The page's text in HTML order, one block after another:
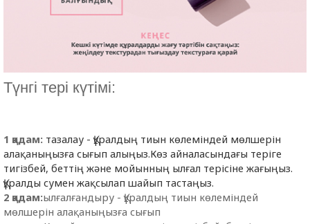
Түнгі тері күтімі:
1 қадам: тазалау - Құралдың тиын көлеміндей мөлшерін
алақаныңызға сығып алыңыз.Көз айналасындағы теріге
тигізбей, беттің және мойынның ылғал терісіне жағыңыз.
Құралды сумен жақсылап шайып тастаңыз.
2 қадам:ылғалғандыру - Құралдың тиын көлеміндей
мөлшерін алақаныңызға сығып